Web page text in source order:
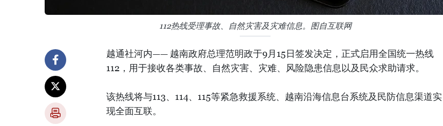
112热线受理事故、自然灾害及灾难信息。图自互联网
越通社河内—— 越南政府总理范明政于9月15日签发决定，正式启用全国统一热线
112，用于接收各类事故、自然灾害、灾难、风险隐患信息以及民众求助请求。
该热线将与113、114、115等紧急救援系统、越南沿海信息台系统及民防信息渠道实
现全面互联。